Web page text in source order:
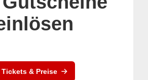
Tickets & Preise